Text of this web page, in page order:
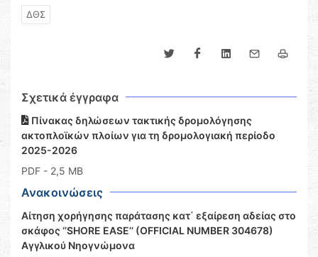
ΔΘΣ
Σχετικά έγγραφα
Πίνακας δηλώσεων τακτικής δρομολόγησης
ακτοπλοϊκών πλοίων για τη δρομολογιακή περίοδο
2025-2026
PDF - 2,5 MB
Ανακοινώσεις
Αίτηση χορήγησης παράτασης κατ΄ εξαίρεση αδείας στο
σκάφος ‘’SHORE EASE’’ (OFFICIAL NUMBER 304678)
Αγγλικού Νηογνώμονα